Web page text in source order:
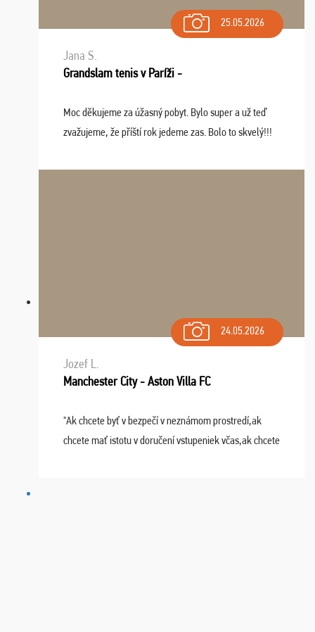
25.05.2026
Jana S.
Grandslam tenis v Paríži -
Moc děkujeme za úžasný pobyt. Bylo super a už teď
zvažujeme, že příští rok jedeme zas. Bolo to skvelý!!!
24.05.2026
Jozef L.
Manchester City - Aston Villa FC
"Ak chcete byť v bezpečí v neznámom prostredí,ak
chcete mať istotu v doručení vstupeniek včas,ak chcete